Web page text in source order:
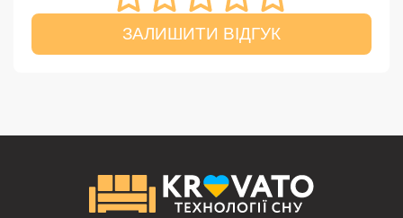
ЗАЛИШИТИ ВІДГУК